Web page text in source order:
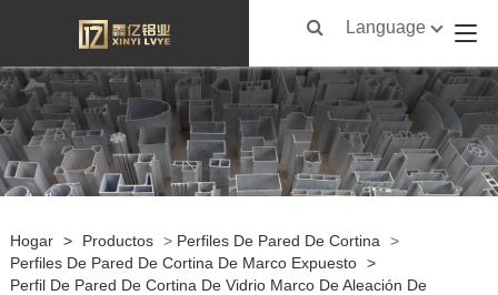
Language
Hogar > Productos > Perfiles De Pared De Cortina
>
Perfiles De Pared De Cortina De Marco Expuesto >
Perfil De Pared De Cortina De Vidrio Marco De Aleación De